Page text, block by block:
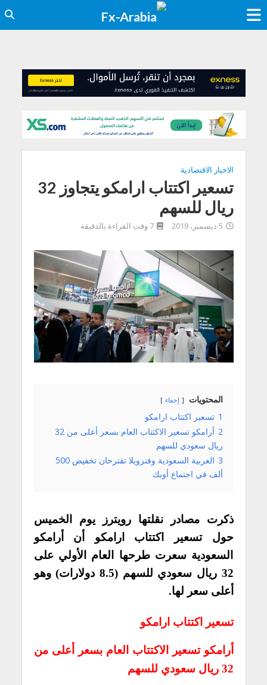
الاخبار الاقتصادية
تسعير اكتتاب ارامكو يتجاوز 32
ريال للسهم
5 ديسمبر، 2019 7 وقت القراءة بالدقيقة
المحتويات إخفاء
1 تسعير اكتتاب ارامكو
2
أرامكو تسعير الاكتتاب العام بسعر أعلى من 32
ريال سعودي للسهم
3
العربية السعودية وفنزويلا تقترحان تخفيض 500
ألف في اجتماع أوبك
ذكرت مصادر نقلتها رويترز يوم الخميس
حول تسعير اكتتاب ارامكو أن أرامكو
السعودية سعرت طرحها العام الأولي على
32 ريال سعودي للسهم (8.5 دولارات) وهو
أعلى سعر لها.
تسعير اكتتاب ارامكو
أرامكو تسعير الاكتتاب العام بسعر أعلى من
32 ريال سعودي للسهم